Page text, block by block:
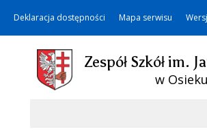
Deklaracja dostępności Mapa serwisu
Zespół Szkół im.
w Osieku